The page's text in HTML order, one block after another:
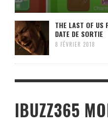
THE LAST OF US
DATE DE SORTIE
8 FÉVRIER 2018
IBUZZ365